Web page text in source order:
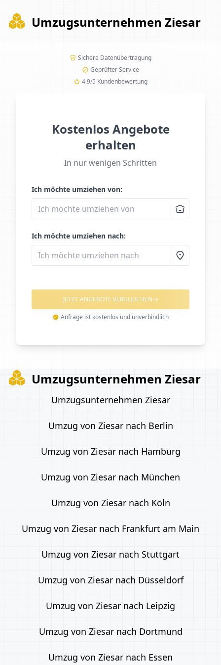
Umzugsunternehmen Ziesar
Sichere Datenübertragung
Geprüfter Service
4.9/5 Kundenbewertung
Kostenlos Angebote
erhalten
In nur wenigen Schritten
Ich möchte umziehen von:
Ich möchte umziehen nach:
JETZT ANGEBOTE VERGLEICHEN
Anfrage ist kostenlos und unverbindlich
Umzugsunternehmen Ziesar
Umzugsunternehmen Ziesar
Umzug von Ziesar nach Berlin
Umzug von Ziesar nach Hamburg
Umzug von Ziesar nach München
Umzug von Ziesar nach Köln
Umzug von Ziesar nach Frankfurt am Main
Umzug von Ziesar nach Stuttgart
Umzug von Ziesar nach Düsseldorf
Umzug von Ziesar nach Leipzig
Umzug von Ziesar nach Dortmund
Umzug von Ziesar nach Essen